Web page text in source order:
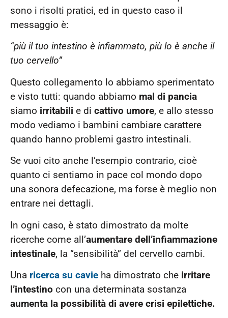
sono i risolti pratici, ed in questo caso il
messaggio è:
“più il tuo intestino è infiammato, più lo è anche il
tuo cervello”
Questo collegamento lo abbiamo sperimentato
e visto tutti: quando abbiamo mal di pancia
siamo irritabili e di cattivo umore, e allo stesso
modo vediamo i bambini cambiare carattere
quando hanno problemi gastro intestinali.
Se vuoi cito anche l’esempio contrario, cioè
quanto ci sentiamo in pace col mondo dopo
una sonora defecazione, ma forse è meglio non
entrare nei dettagli.
In ogni caso, è stato dimostrato da molte
ricerche come all’aumentare dell’infiammazione
intestinale, la “sensibilità” del cervello cambi.
Una ricerca su cavie ha dimostrato che irritare
l’intestino con una determinata sostanza
aumenta la possibilità di avere crisi epilettiche.